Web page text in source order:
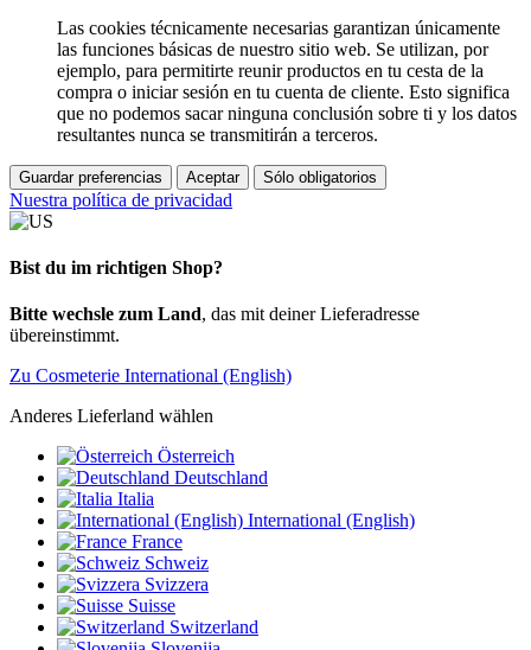
Las cookies técnicamente necesarias garantizan únicamente
las funciones básicas de nuestro sitio web. Se utilizan, por
ejemplo, para permitirte reunir productos en tu cesta de la
compra o iniciar sesión en tu cuenta de cliente. Esto significa
que no podemos sacar ninguna conclusión sobre ti y los datos
resultantes nunca se transmitirán a terceros.
Guardar preferencias Aceptar Sólo obligatorios
Nuestra política de privacidad
Bist du im richtigen Shop?
Bitte wechsle zum Land, das mit deiner Lieferadresse
übereinstimmt.
Zu Cosmeterie International (English)
Anderes Lieferland wählen
Österreich
Deutschland
Italia
International (English)
France
Schweiz
Svizzera
Suisse
Switzerland